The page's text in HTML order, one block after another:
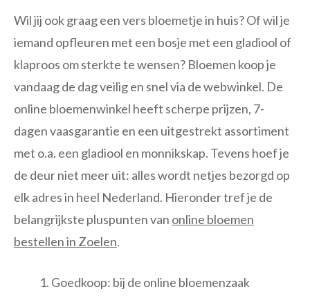
Wil jij ook graag een vers bloemetje in huis? Of wil je
iemand opfleuren met een bosje met een gladiool of
klaproos om sterkte te wensen? Bloemen koop je
vandaag de dag veilig en snel via de webwinkel. De
online bloemenwinkel heeft scherpe prijzen, 7-
dagen vaasgarantie en een uitgestrekt assortiment
met o.a. een gladiool en monnikskap. Tevens hoef je
de deur niet meer uit: alles wordt netjes bezorgd op
elk adres in heel Nederland. Hieronder tref je de
belangrijkste pluspunten van online bloemen
bestellen in Zoelen.
Goedkoop: bij de online bloemenzaak